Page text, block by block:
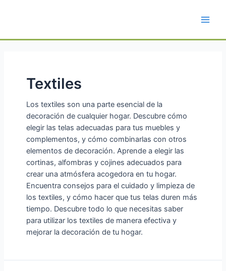
Textiles
Los textiles son una parte esencial de la
decoración de cualquier hogar. Descubre cómo
elegir las telas adecuadas para tus muebles y
complementos, y cómo combinarlas con otros
elementos de decoración. Aprende a elegir las
cortinas, alfombras y cojines adecuados para
crear una atmósfera acogedora en tu hogar.
Encuentra consejos para el cuidado y limpieza de
los textiles, y cómo hacer que tus telas duren más
tiempo. Descubre todo lo que necesitas saber
para utilizar los textiles de manera efectiva y
mejorar la decoración de tu hogar.